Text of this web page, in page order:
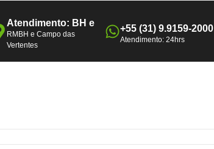
Atendimento: BH e
RMBH e Campo das
Vertentes
+55 (31) 9.9159-2000
Atendimento: 24hrs